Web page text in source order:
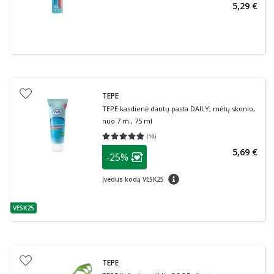
5,29 €
patarimas
VESK25
TEPE
TEPE kasdienė dantų pasta DAILY, mėtų skonio,
nuo 7 m., 75 ml
(10)
Vidutinis įvertinimas 4.80
patarimas
Lojalumo klubo narių nuolaida
-25%
Įvedus kodą VESK25 patarimas
5,69 €
TEPE